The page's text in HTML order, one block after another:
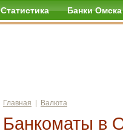
Статистика Банки Омска
Главная Валюта
Банкоматы в